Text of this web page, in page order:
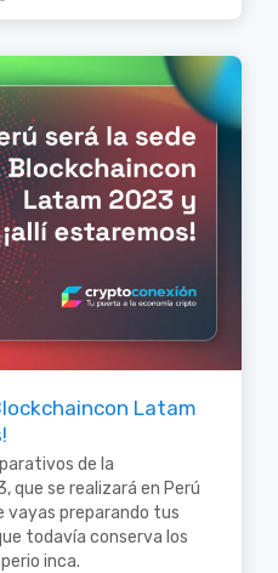
Latam
de la
que se realizará en Perú
vayas preparando tus
todavía conserva los
inca.